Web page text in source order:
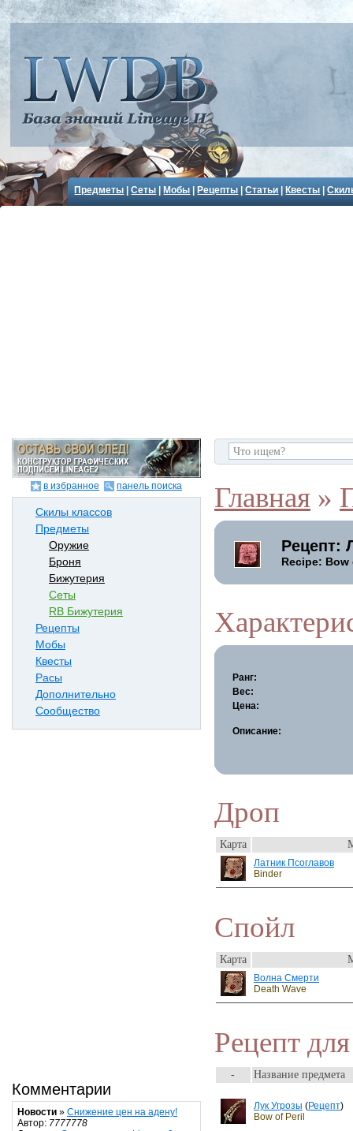
Предметы |Сеты Мобы Рецепты |Статьи Квесты |
в избранное панель поиска
Скилы классов
Предметы
Оружие
Броня
Бижутерия
Сеты
RB Бижутерия
Рецепты
Мобы
Квесты
Расы
Дополнительно
Сообщество
Комментарии
Новости » Снижение цен на адену!
Автор: 7777778
Главная »
Рецепт:
Recipe: Bow
Ранг:
Вес:
Цена:
Описание:
Дроп
Карта
Латник Псоглавов
Binder
Спойл
Карта
Волна Смерти
Death Wave
Рецепт для
- Название предмета
Лук Угрозы (Рецепт)
Bow of Peril